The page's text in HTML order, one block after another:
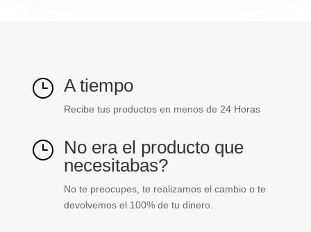
} A tiempo
Recibe tus productos en menos de 24 Horas
} No era el producto que
necesitabas?
No te preocupes, te realizamos el cambio o te
devolvemos el 100% de tu dinero.